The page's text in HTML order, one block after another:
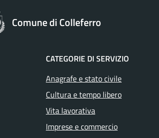
Comune di Colleferro
CATEGORIE DI SERVIZIO
Anagrafe e stato civile
Cultura e tempo libero
Vita lavorativa
Imprese e commercio